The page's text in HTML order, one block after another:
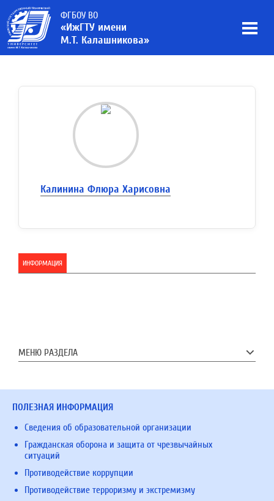
ФГБОУ ВО
«ИжГТУ имени
М.Т. Калашникова»
Калинина Флюра Харисовна
ИНФОРМАЦИЯ
МЕНЮ РАЗДЕЛА
ПОЛЕЗНАЯ ИНФОРМАЦИЯ
Сведения об образовательной организации
Гражданская оборона и защита от чрезвычайных
ситуаций
Противодействие коррупции
Противодействие терроризму и экстремизму